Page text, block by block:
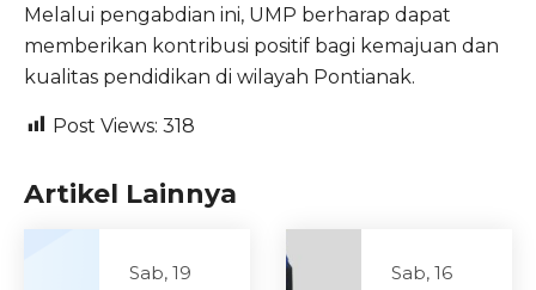
Melalui pengabdian ini, UMP berharap dapat
memberikan kontribusi positif bagi kemajuan dan
kualitas pendidikan di wilayah Pontianak.
Post Views: 318
Artikel Lainnya
Sab, 19
Sab, 16